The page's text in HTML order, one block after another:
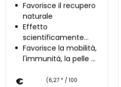
Favorisce il recupero
naturale
Effetto
scientificamente
provato
Favorisce la mobilità,
l'immunità, la pelle e
€
(6,27 * / 100